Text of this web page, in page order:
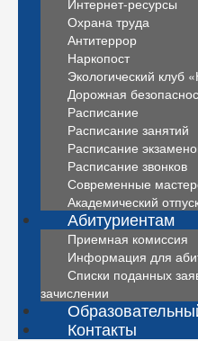
Интернет-ресурсы
Охрана труда
Антитеррор
Наркопост
Экологический клуб
Дорожная
Расписание
Расписание занятий
Расписание
Расписание звонков
Современные
Академический
Абитуриентам
Приемная комиссия
Информация для
Списки поданных
зачислении
Контакты